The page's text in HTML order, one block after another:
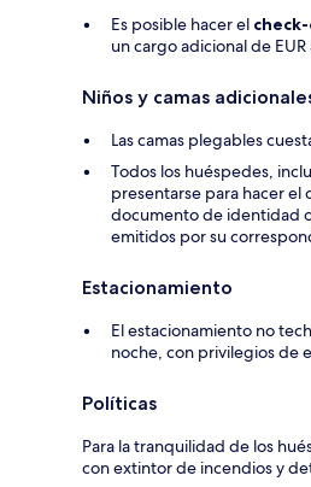
Es posible hacer el
un cargo adicional de
Niños y camas
Las camas plegables
Todos los huéspedes,
presentarse para hacer el
documento de identidad
emitidos por su
Estacionamiento
El estacionamiento no
noche, con privilegios de
Políticas
Para la tranquilidad de los
con extintor de incendios y